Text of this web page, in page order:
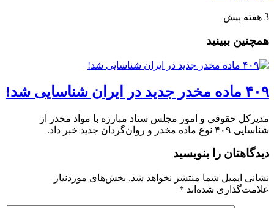
3 هفته پیش
همچنین ببینید
۴۰۹ ماده مخدر جدید در ایران شناسایی شد!
مدیرکل حقوقی و امور مجلس ستاد مبارزه با مواد مخدر از
شناسایی ۴۰۹ نوع ماده مخدر و روان‌گردان جدید خبر داد.
دیدگاهتان را بنویسید
نشانی ایمیل شما منتشر نخواهد شد. بخش‌های موردنیاز
علامت‌گذاری شده‌اند *